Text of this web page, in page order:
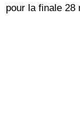
pour la finale 28